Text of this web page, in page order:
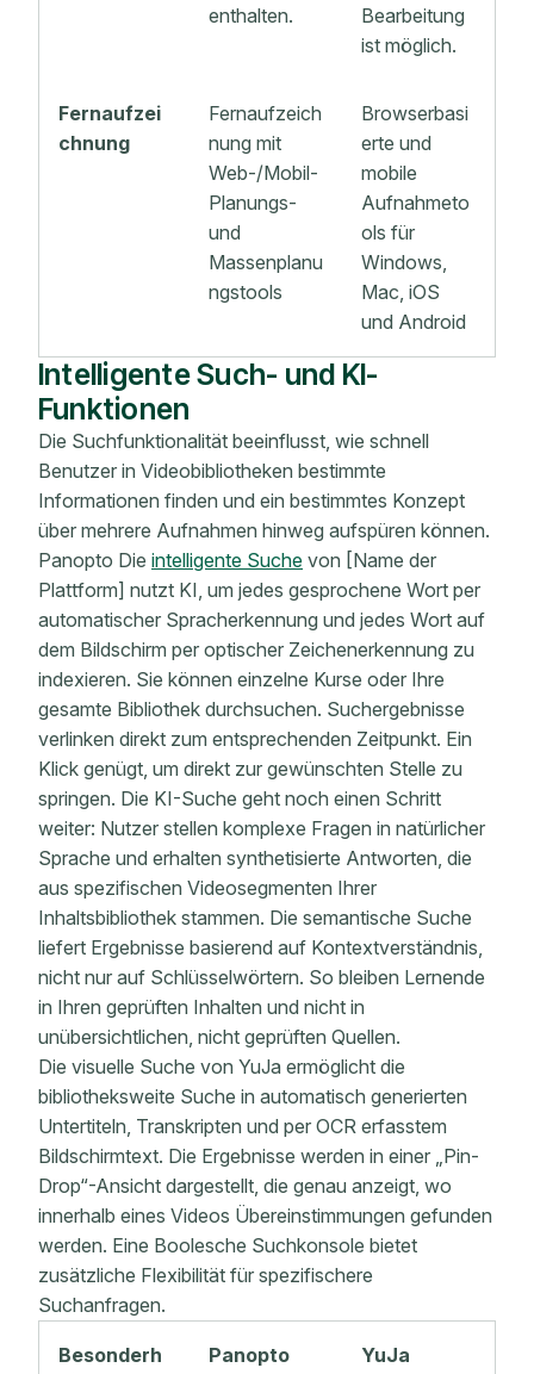
enthalten.
Bearbeitung
ist möglich.
Fernaufzei
chnung
Fernaufzeich
nung mit
Web-/Mobil-
Planungs-
und
Massenplanu
ngstools
Browserbasi
erte und
mobile
Aufnahmeto
ols für
Windows,
Mac, iOS
und Android
Intelligente Such- und KI-
Funktionen
Die Suchfunktionalität beeinflusst, wie schnell
Benutzer in Videobibliotheken bestimmte
Informationen finden und ein bestimmtes Konzept
über mehrere Aufnahmen hinweg aufspüren können.
Panopto Die intelligente Suche von [Name der
Plattform] nutzt KI, um jedes gesprochene Wort per
automatischer Spracherkennung und jedes Wort auf
dem Bildschirm per optischer Zeichenerkennung zu
indexieren. Sie können einzelne Kurse oder Ihre
gesamte Bibliothek durchsuchen. Suchergebnisse
verlinken direkt zum entsprechenden Zeitpunkt. Ein
Klick genügt, um direkt zur gewünschten Stelle zu
springen. Die KI-Suche geht noch einen Schritt
weiter: Nutzer stellen komplexe Fragen in natürlicher
Sprache und erhalten synthetisierte Antworten, die
aus spezifischen Videosegmenten Ihrer
Inhaltsbibliothek stammen. Die semantische Suche
liefert Ergebnisse basierend auf Kontextverständnis,
nicht nur auf Schlüsselwörtern. So bleiben Lernende
in Ihren geprüften Inhalten und nicht in
unübersichtlichen, nicht geprüften Quellen.
Die visuelle Suche von YuJa ermöglicht die
bibliotheksweite Suche in automatisch generierten
Untertiteln, Transkripten und per OCR erfasstem
Bildschirmtext. Die Ergebnisse werden in einer „Pin-
Drop“-Ansicht dargestellt, die genau anzeigt, wo
innerhalb eines Videos Übereinstimmungen gefunden
werden. Eine Boolesche Suchkonsole bietet
zusätzliche Flexibilität für spezifischere
Suchanfragen.
Besonderh
Panopto YuJa